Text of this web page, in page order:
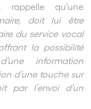
qu’une
doit lui être
du service vocal
la possibilité
information
d’une touche sur
par l’envoi d’un